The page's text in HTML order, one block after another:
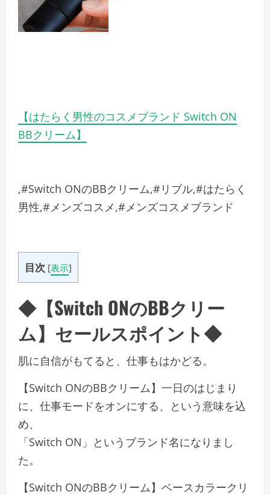
【はたらく男性のコスメブランド Switch ON
BBクリーム】
,#Switch ONのBBクリーム,#リブル,#はたらく
男性,#メンズコスメ,#メンズコスメブランド
目次 [表示]
◆【Switch ONのBBクリー
ム】セールスポイント◆
肌に自信がもてると、仕事もはかどる。
【Switch ONのBBクリーム】一日のはじまり
に、仕事モードをオンにする、という意味を込
め、
「Switch ON」というブランド名になりまし
た。
【Switch ONのBBクリーム】ベースカラークリ